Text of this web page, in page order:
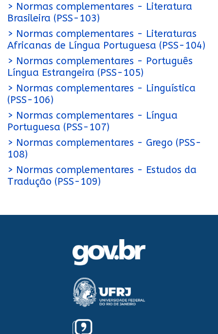
> Normas complementares - Literatura
Brasileira (PSS-103)
> Normas complementares - Literaturas
Africanas de Língua Portuguesa (PSS-104)
> Normas complementares - Português
Língua Estrangeira (PSS-105)
> Normas complementares - Linguística
(PSS-106)
> Normas complementares - Língua
Portuguesa (PSS-107)
> Normas complementares - Grego (PSS-
108)
> Normas complementares - Estudos da
Tradução (PSS-109)